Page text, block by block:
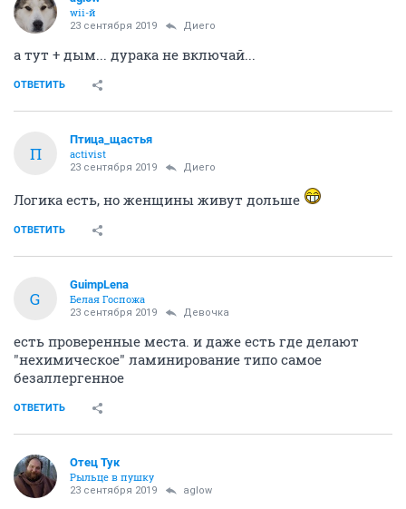
wii-й
23 сентября 2019 Диего
а тут + дым... дурака не включай...
ОТВЕТИТЬ
П
Птица_щастья
activist
23 сентября 2019 Диего
Логика есть, но женщины живут дольше
ОТВЕТИТЬ
G
GuimpLena
Белая Госпожа
23 сентября 2019 Девочка
есть проверенные места. и даже есть где делают
"нехимическое" ламинирование типо самое
безаллергенное
ОТВЕТИТЬ
Отец Тук
Рыльце в пушку
23 сентября 2019 aglow